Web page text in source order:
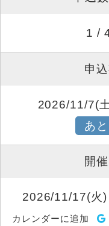
1 /
申
2026/11/7(
あ
開
2026/11/17(火
カレンダーに追加